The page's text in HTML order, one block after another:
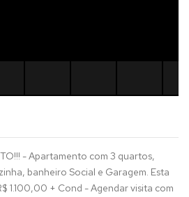
- Apartamento com 3 quartos,
banheiro Social e Garagem. Esta
1.100,00 + Cond - Agendar visita com